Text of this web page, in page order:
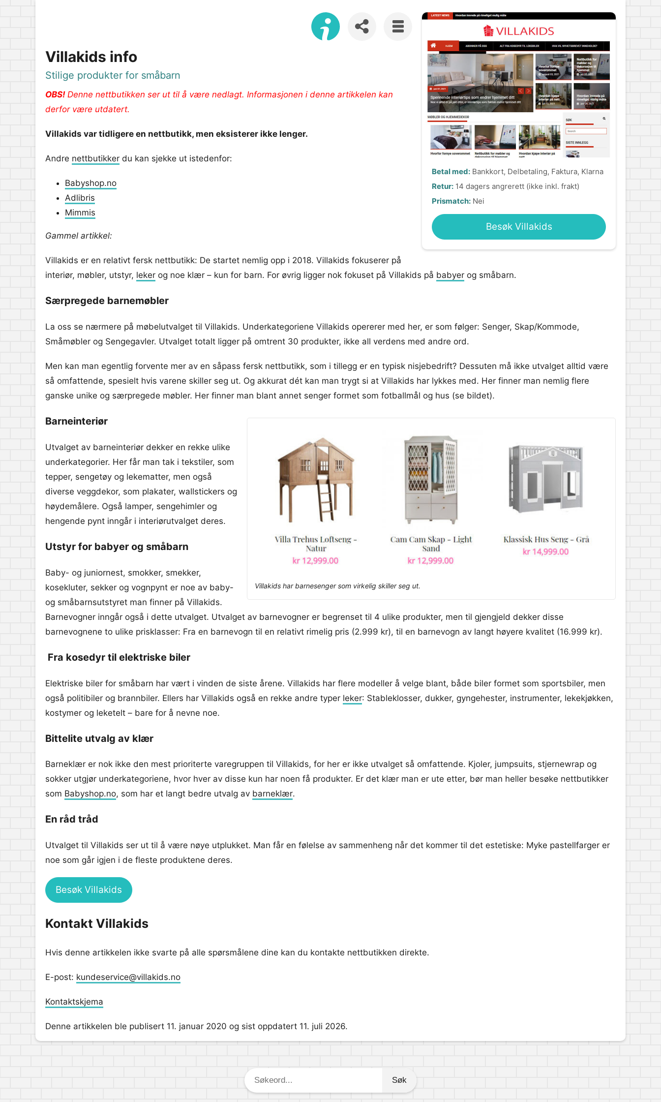
Villakids info
Stilige produkter for småbarn
Betal med: Bankkort, Delbetaling, Faktura, Klarna
Retur: 14 dagers angrerett (ikke inkl. frakt)
Prismatch: Nei
Besøk Villakids
OBS! Denne nettbutikken ser ut til å være nedlagt. Informasjonen i denne artikkelen kan
derfor være utdatert.
Villakids var tidligere en nettbutikk, men eksisterer ikke lenger.
Andre nettbutikker du kan sjekke ut istedenfor:
Babyshop.no
Adlibris
Mimmis
Gammel artikkel:
Villakids er en relativt fersk nettbutikk: De startet nemlig opp i 2018. Villakids fokuserer på
interiør, møbler, utstyr, leker og noe klær – kun for barn. For øvrig ligger nok fokuset på Villakids på babyer og småbarn.
Særpregede barnemøbler
La oss se nærmere på møbelutvalget til Villakids. Underkategoriene Villakids opererer med her, er som følger: Senger, Skap/Kommode,
Småmøbler og Sengegavler. Utvalget totalt ligger på omtrent 30 produkter, ikke all verdens med andre ord.
Men kan man egentlig forvente mer av en såpass fersk nettbutikk, som i tillegg er en typisk nisjebedrift? Dessuten må ikke utvalget alltid være
så omfattende, spesielt hvis varene skiller seg ut. Og akkurat dét kan man trygt si at Villakids har lykkes med. Her finner man nemlig flere
ganske unike og særpregede møbler. Her finner man blant annet senger formet som fotballmål og hus (se bildet).
Villakids har barnesenger som virkelig skiller seg ut.
Barneinteriør
Utvalget av barneinteriør dekker en rekke ulike
underkategorier. Her får man tak i tekstiler, som
tepper, sengetøy og lekematter, men også
diverse veggdekor, som plakater, wallstickers og
høydemålere. Også lamper, sengehimler og
hengende pynt inngår i interiørutvalget deres.
Utstyr for babyer og småbarn
Baby- og juniornest, smokker, smekker,
kosekluter, sekker og vognpynt er noe av baby-
og småbarnsutstyret man finner på Villakids.
Barnevogner inngår også i dette utvalget. Utvalget av barnevogner er begrenset til 4 ulike produkter, men til gjengjeld dekker disse
barnevognene to ulike prisklasser: Fra en barnevogn til en relativt rimelig pris (2.999 kr), til en barnevogn av langt høyere kvalitet (16.999 kr).
Fra kosedyr til elektriske biler
Elektriske biler for småbarn har vært i vinden de siste årene. Villakids har flere modeller å velge blant, både biler formet som sportsbiler, men
også politibiler og brannbiler. Ellers har Villakids også en rekke andre typer leker: Stableklosser, dukker, gyngehester, instrumenter, lekekjøkken,
kostymer og leketelt – bare for å nevne noe.
Bittelite utvalg av klær
Barneklær er nok ikke den mest prioriterte varegruppen til Villakids, for her er ikke utvalget så omfattende. Kjoler, jumpsuits, stjernewrap og
sokker utgjør underkategoriene, hvor hver av disse kun har noen få produkter. Er det klær man er ute etter, bør man heller besøke nettbutikker
som Babyshop.no, som har et langt bedre utvalg av barneklær.
En råd tråd
Utvalget til Villakids ser ut til å være nøye utplukket. Man får en følelse av sammenheng når det kommer til det estetiske: Myke pastellfarger er
noe som går igjen i de fleste produktene deres.
Besøk Villakids
Kontakt Villakids
Hvis denne artikkelen ikke svarte på alle spørsmålene dine kan du kontakte nettbutikken direkte.
E-post: kundeservice@villakids.no
Kontaktskjema
Denne artikkelen ble publisert 11. januar 2020 og sist oppdatert 11. juli 2026.
Søkeord: